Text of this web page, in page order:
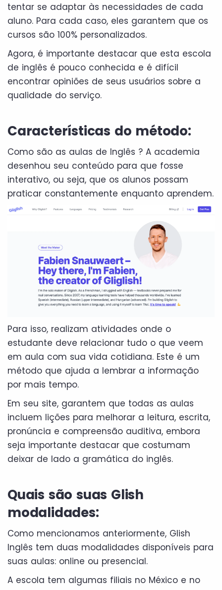
tentar se adaptar às necessidades de cada
aluno. Para cada caso, eles garantem que os
cursos são 100% personalizados.
Agora, é importante destacar que esta escola
de inglês é pouco conhecida e é difícil
encontrar opiniões de seus usuários sobre a
qualidade do serviço.
Características do método:
Como são as aulas de Inglês ? A academia
desenhou seu conteúdo para que fosse
interativo, ou seja, que os alunos possam
praticar constantemente enquanto aprendem.
Para isso, realizam atividades onde o
estudante deve relacionar tudo o que veem
em aula com sua vida cotidiana. Este é um
método que ajuda a lembrar a informação
por mais tempo.
Em seu site, garantem que todas as aulas
incluem lições para melhorar a leitura, escrita,
pronúncia e compreensão auditiva, embora
seja importante destacar que costumam
deixar de lado a gramática do inglês.
Quais são suas Glish
modalidades:
Como mencionamos anteriormente, Glish
Inglês tem duas modalidades disponíveis para
suas aulas: online ou presencial.
A escola tem algumas filiais no México e no